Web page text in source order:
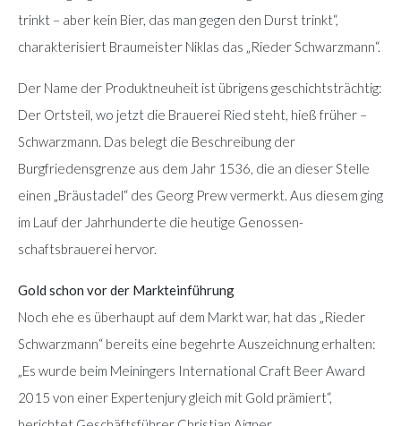
trinkt – aber kein Bier, das man gegen den Durst trinkt“,
charakterisiert Braumeister Niklas das „Rieder Schwarzmann“.
Der Name der Produktneuheit ist übrigens geschichtsträchtig:
Der Ortsteil, wo jetzt die Brauerei Ried steht, hieß früher –
Schwarzmann. Das belegt die Beschreibung der
Burgfriedensgrenze aus dem Jahr 1536, die an dieser Stelle
einen „Bräustadel“ des Georg Prew vermerkt. Aus diesem ging
im Lauf der Jahrhunderte die heutige Genossen-
schaftsbrauerei hervor.
Gold schon vor der Markteinführung
Noch ehe es überhaupt auf dem Markt war, hat das „Rieder
Schwarzmann“ bereits eine begehrte Auszeichnung erhalten:
„Es wurde beim Meiningers International Craft Beer Award
2015 von einer Expertenjury gleich mit Gold prämiert“,